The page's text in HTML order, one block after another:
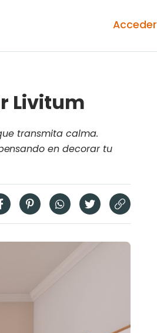
Acceder
Livitum
transmita calma.
en decorar tu